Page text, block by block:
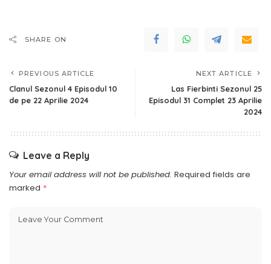
SHARE ON
PREVIOUS ARTICLE
Clanul Sezonul 4 Episodul 10
de pe 22 Aprilie 2024
NEXT ARTICLE
Las Fierbinti Sezonul 25
Episodul 31 Complet 23 Aprilie
2024
Leave a Reply
Your email address will not be published. Required fields are
marked *